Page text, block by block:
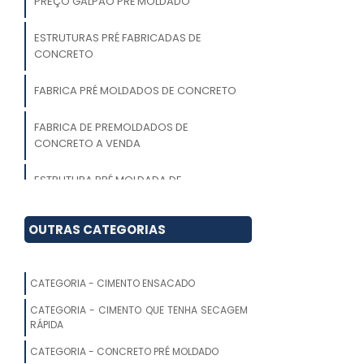
ESTRUTURAS PRÉ FABRICADAS DE
CONCRETO
FABRICA PRÉ MOLDADOS DE CONCRETO
FABRICA DE PREMOLDADOS DE
CONCRETO A VENDA
ESTRUTURA PRÉ MOLDADA DE
CASAS PRÉ MOLDADAS DE CONCRETO
CASAS PRÉ FABRICADAS DE BETÃO
OUTRAS CATEGORIAS
CATEGORIA - CIMENTO ENSACADO
CATEGORIA - CIMENTO QUE TENHA SECAGEM
RÁPIDA
CATEGORIA - CONCRETO PRÉ MOLDADO